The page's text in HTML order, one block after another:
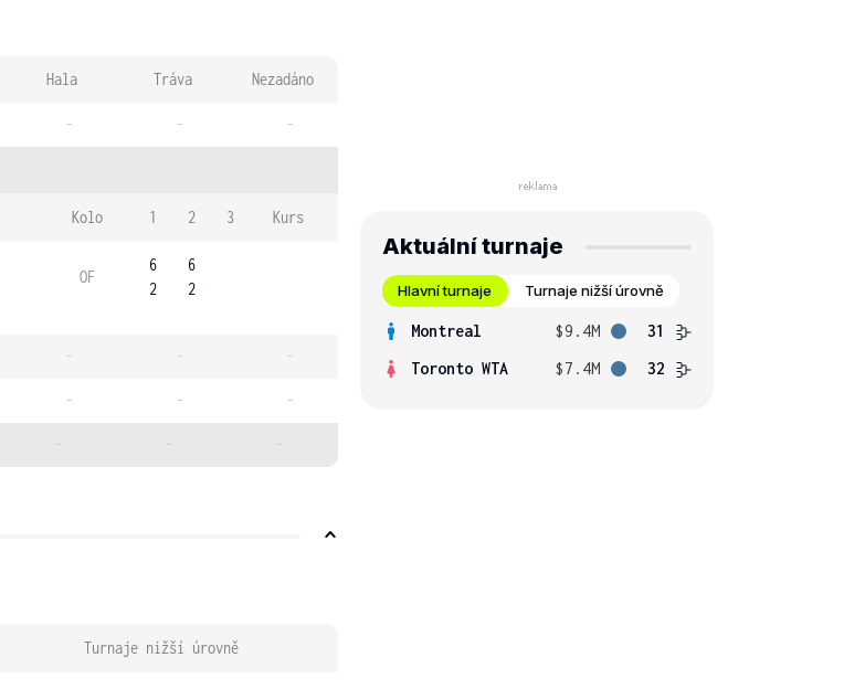
Hala Tráva Nezadáno
- - -
Kolo 1 2 3 Kurs
OF
6
2
6
2
- - -
- - -
- - -
Turnaje nižší úrovně
Aktuální turnaje
Hlavní turnaje Turnaje nižší úrovně
Montreal $9.4M
31
Toronto WTA
$7.4M 32